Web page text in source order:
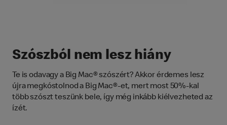
Szószból nem lesz hiány
Te is odavagy a Big Mac® szószért? Akkor érdemes lesz
újra megkóstolnod a Big Mac®-et, mert most 50%-kal
több szószt teszünk bele, így még inkább kiélvezheted az
ízét.